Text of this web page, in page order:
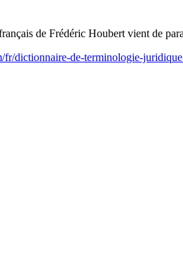
de Frédéric Houbert vient de
dictionnaire-de-terminologie-